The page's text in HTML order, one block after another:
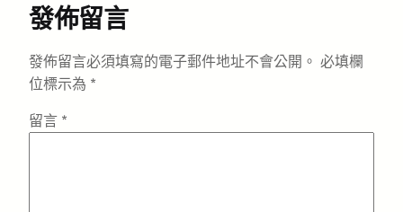
發佈留言
發佈留言必須填寫的電子郵件地址不會公開。 必填欄
位標示為 *
留言 *